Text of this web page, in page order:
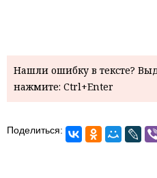
Нашли ошибку в тексте?
нажмите: Ctrl+Enter
Поделиться: